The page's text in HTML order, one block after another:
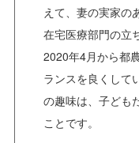
えて、妻の実家の
在宅医療部門の立
2020年4月から都
ランスを良くして
の趣味は、子ども
ことです。